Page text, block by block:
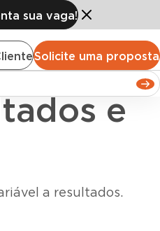
Solicite uma proposta
sua vaga!
e
a resultados.